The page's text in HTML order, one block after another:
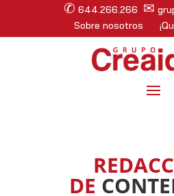
✆ 644.266.266 ✉
Sobre nosotros
DE